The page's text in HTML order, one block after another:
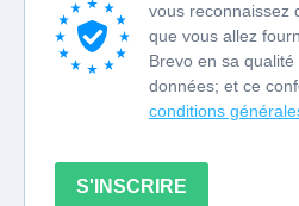
vous reconnaissez
que vous allez
Brevo en sa
données; et ce
conditions
S'INSCRIRE